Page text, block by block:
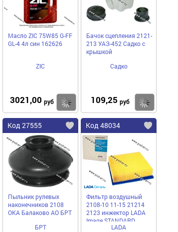
Масло ZIC 75W85 G-FF
GL-4 4л син 162626
ZIC
3021,00 руб Купить
Бачок сцепления 2121-
213 УАЗ-452 Садко с
крышкой
Садко
109,25 руб
Код 27555
Пыльник рулевых
наконечников 2108
ОКА Балаково АО БРТ
БРТ
Код 48034
Фильтр воздушный
2108-10 11-15 21214
2123 инжектор LADA
Image STANDARD
LADA